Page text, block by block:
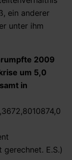
ein anderer
unter ihm
2009
um 5,0
in
E.S.)